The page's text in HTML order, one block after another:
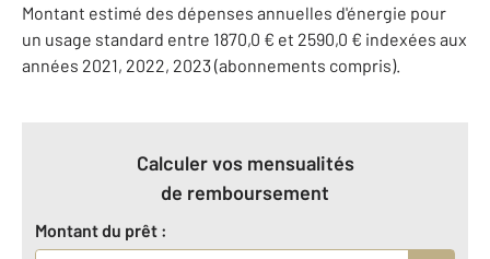
Montant estimé des dépenses annuelles d'énergie pour
un usage standard entre 1870,0 € et 2590,0 € indexées aux
années 2021, 2022, 2023 (abonnements compris).
Calculer vos mensualités
de remboursement
Montant du prêt :